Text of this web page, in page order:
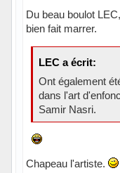
Du beau boulot
bien fait marrer.
LEC a écrit:
Ont également
dans l'art
Samir Nasri.
Chapeau l'artiste.